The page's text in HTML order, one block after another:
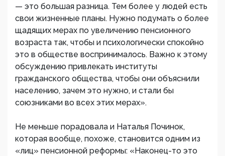
— это большая разница. Тем более у людей есть
свои жизненные планы. Нужно подумать о более
щадящих мерах по увеличению пенсионного
возраста так, чтобы и психологически спокойно
это в обществе воспринималось. Важно к этому
обсуждению привлекать институты
гражданского общества, чтобы они объяснили
населению, зачем это нужно, и стали бы
союзниками во всех этих мерах».
Не меньше порадовала и Наталья Починок,
которая вообще, похоже, становится одним из
«лиц» пенсионной реформы: «Наконец-то это